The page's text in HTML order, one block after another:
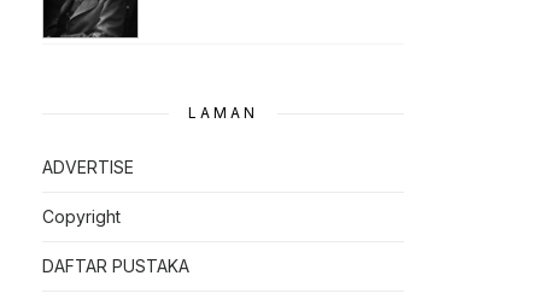
LAMAN
ADVERTISE
Copyright
DAFTAR PUSTAKA